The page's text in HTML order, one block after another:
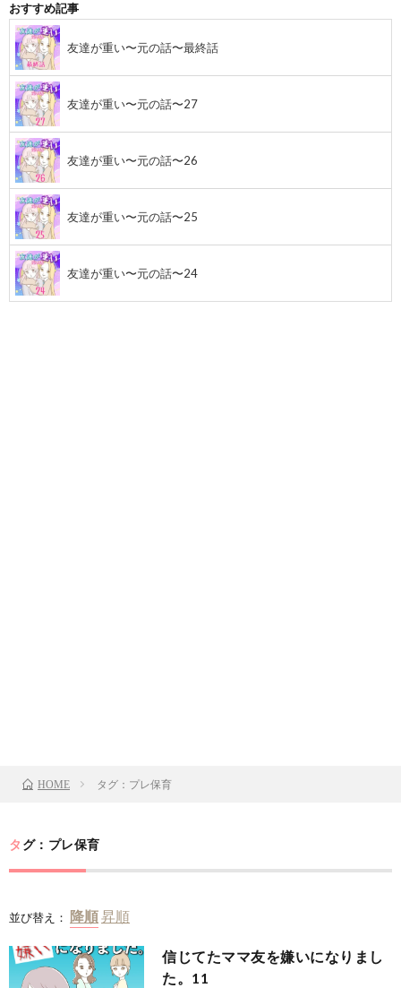
おすすめ記事
友達が重い〜元の話〜最終話
友達が重い〜元の話〜27
友達が重い〜元の話〜26
友達が重い〜元の話〜25
友達が重い〜元の話〜24
HOME タグ：プレ保育
タグ：プレ保育
並び替え：
信じてたママ友を嫌いになりまし
た。11